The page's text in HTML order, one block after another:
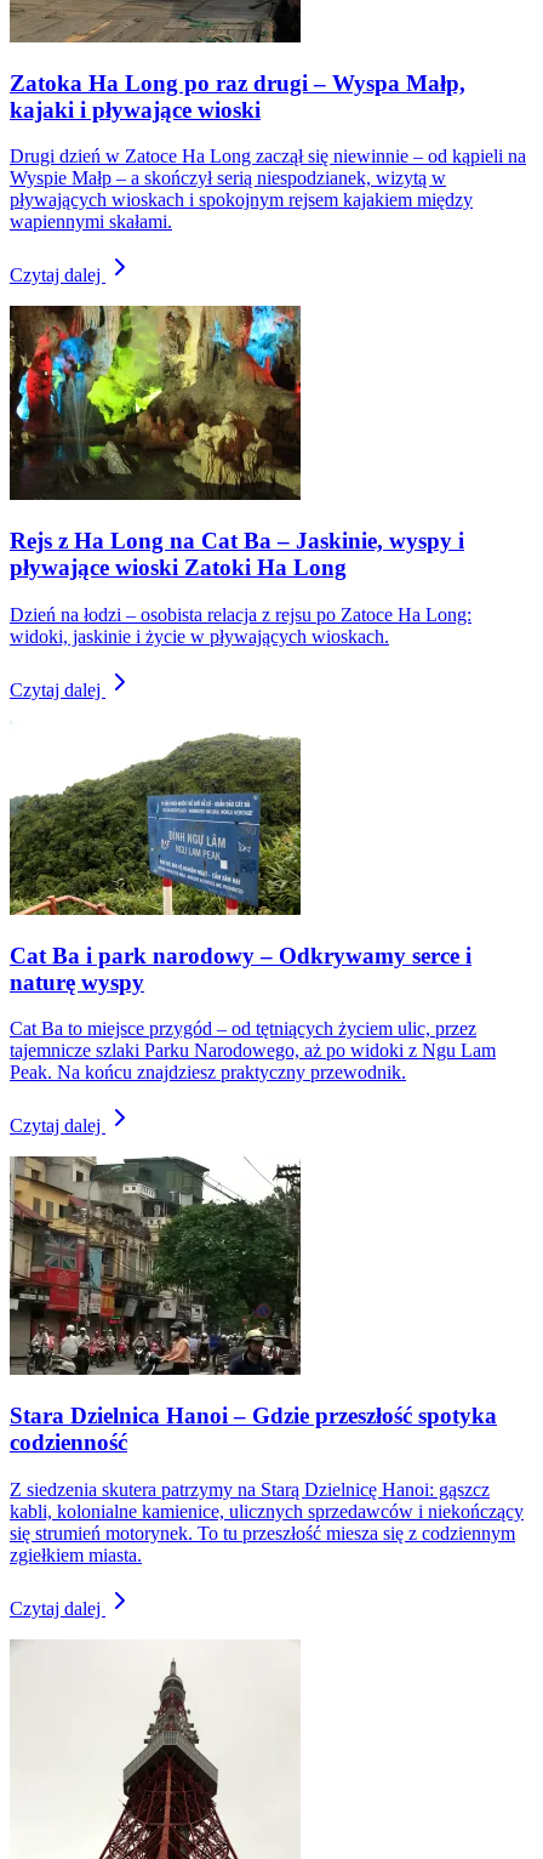
Zatoka Ha Long po raz drugi – Wyspa Małp,
kajaki i pływające wioski
Drugi dzień w Zatoce Ha Long zaczął się niewinnie – od kąpieli na
Wyspie Małp – a skończył serią niespodzianek, wizytą w
pływających wioskach i spokojnym rejsem kajakiem między
wapiennymi skałami.
Czytaj dalej
Rejs z Ha Long na Cat Ba – Jaskinie, wyspy i
pływające wioski Zatoki Ha Long
Dzień na łodzi – osobista relacja z rejsu po Zatoce Ha Long:
widoki, jaskinie i życie w pływających wioskach.
Czytaj dalej
Cat Ba i park narodowy – Odkrywamy serce i
naturę wyspy
Cat Ba to miejsce przygód – od tętniących życiem ulic, przez
tajemnicze szlaki Parku Narodowego, aż po widoki z Ngu Lam
Peak. Na końcu znajdziesz praktyczny przewodnik.
Czytaj dalej
Stara Dzielnica Hanoi – Gdzie przeszłość spotyka
codzienność
Z siedzenia skutera patrzymy na Starą Dzielnicę Hanoi: gąszcz
kabli, kolonialne kamienice, ulicznych sprzedawców i niekończący
się strumień motorynek. To tu przeszłość miesza się z codziennym
zgiełkiem miasta.
Czytaj dalej